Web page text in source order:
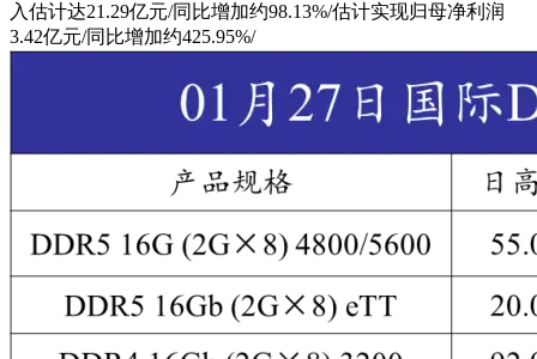
入估计达21.29亿元/同比增加约98.13%/估计实现归母净利润
3.42亿元/同比增加约425.95%/